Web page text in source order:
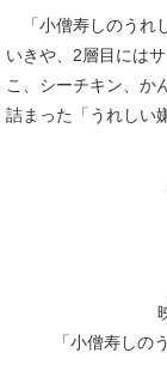
「小僧寿しのうれ
いきや、2層目には
こ、シーチキン、か
詰まった「うれしい
「小僧寿しの